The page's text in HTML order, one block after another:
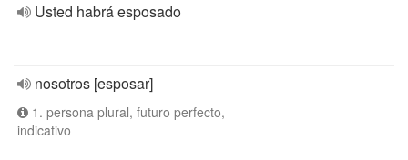
Usted habrá esposado
nosotros [esposar]
1. persona plural, futuro perfecto,
indicativo